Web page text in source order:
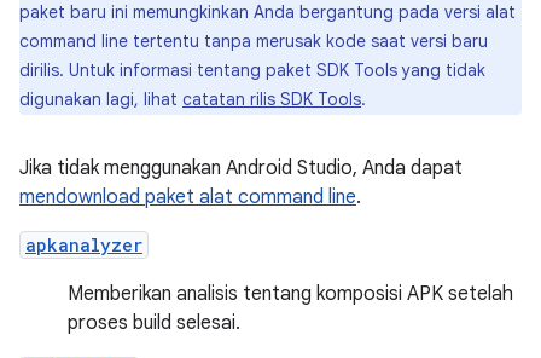
paket baru ini memungkinkan Anda bergantung pada versi alat
command line tertentu tanpa merusak kode saat versi baru
dirilis. Untuk informasi tentang paket SDK Tools yang tidak
digunakan lagi, lihat catatan rilis SDK Tools.
Jika tidak menggunakan Android Studio, Anda dapat
mendownload paket alat command line.
apkanalyzer
Memberikan analisis tentang komposisi APK setelah
proses build selesai.